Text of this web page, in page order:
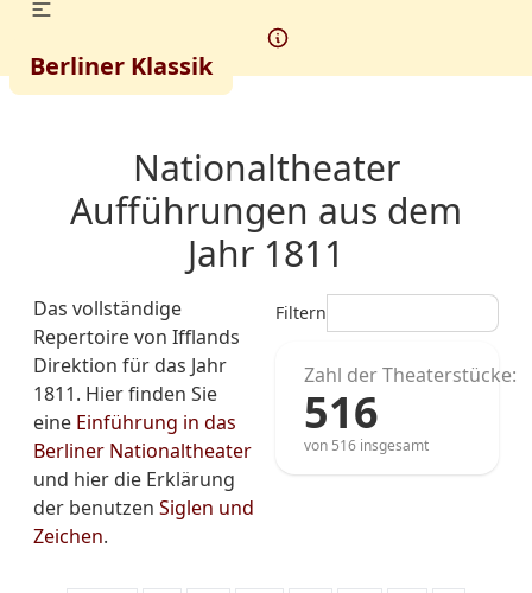
Berliner Klassik
Nationaltheater
Aufführungen aus dem
Jahr 1811
Das vollständige
Repertoire von Ifflands
Direktion für das Jahr
1811. Hier finden Sie
eine Einführung in das
Berliner Nationaltheater
und hier die Erklärung
der benutzen Siglen und
Zeichen.
Filtern
Zahl der Theaterstücke:
516
von 516 insgesamt